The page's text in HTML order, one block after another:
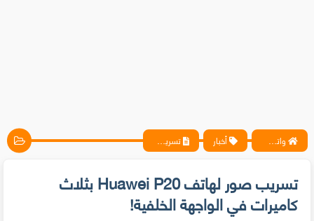
واتس آب ، فيسبوك ، أنترنت ، شروحات تقنية حصرية - المحترف أخبار تسريب صور لهاتف Huawei P20 بثلاث كاميرات في الواجهة الخلفية!
تسريب صور لهاتف Huawei P20 بثلاث
كاميرات في الواجهة الخلفية!